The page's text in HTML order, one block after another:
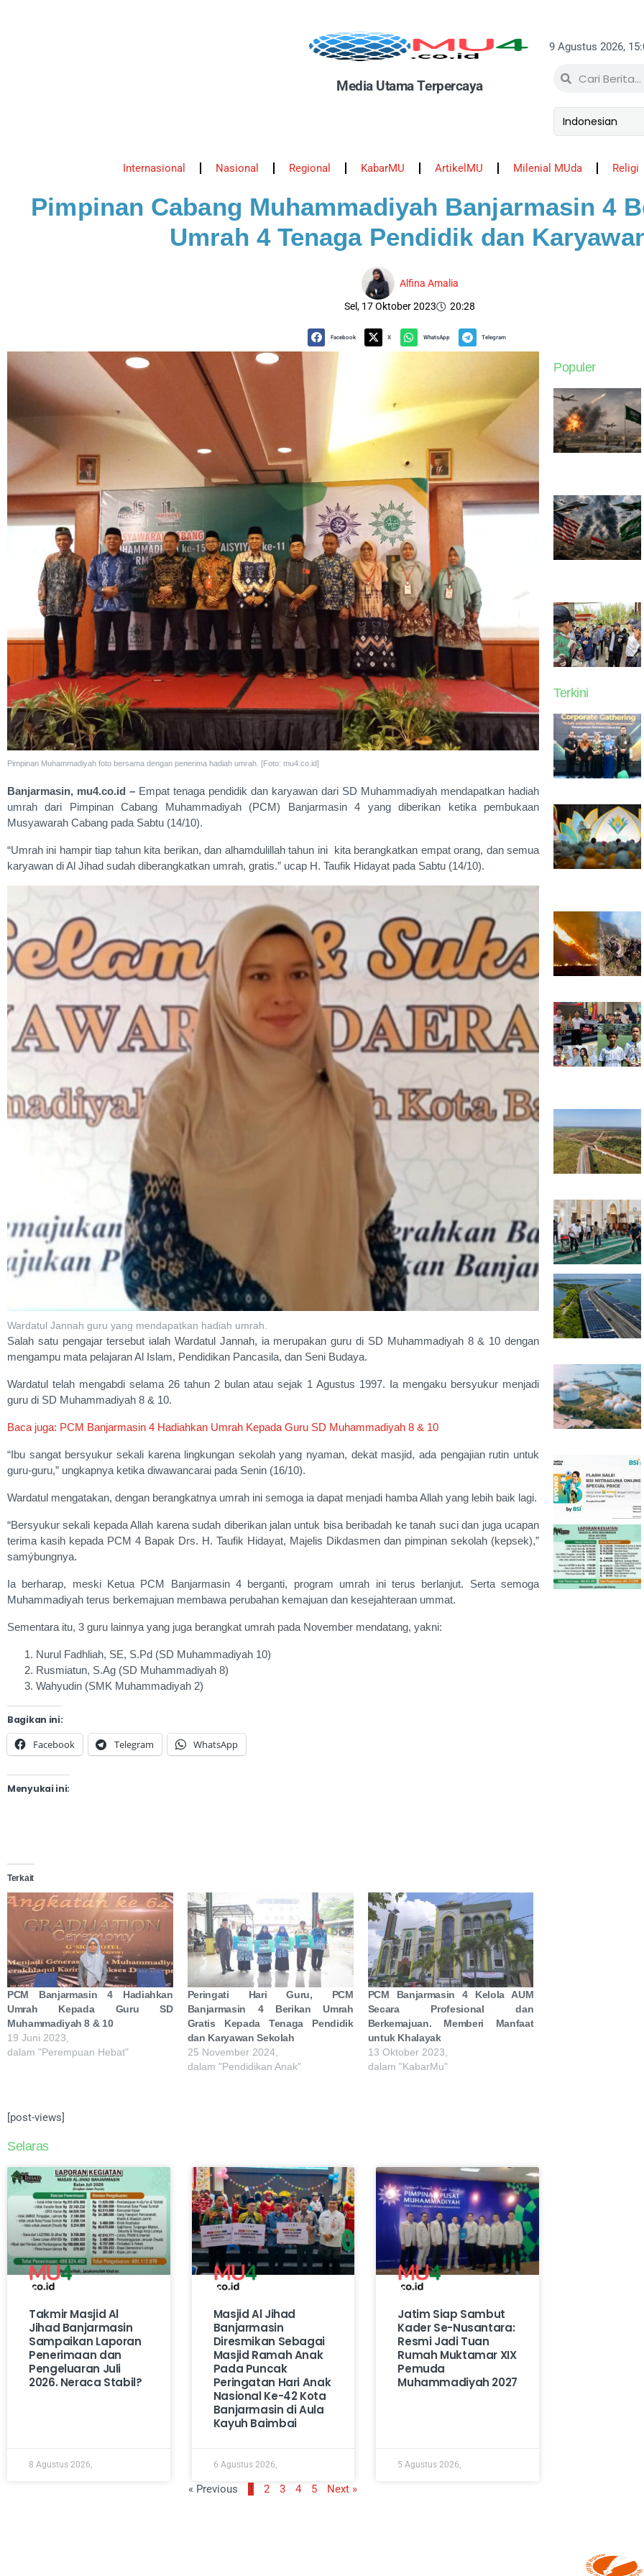
Media Utama Terpercaya
9 Agustus 2026,
Internasional Nasional Regional KabarMU ArtikelMU Milenial MUda Religi
Pimpinan Cabang Muhammadiyah Banjarmasin 4
Umrah 4 Tenaga Pendidik dan
Alfina Amalia
Sel, 17 Oktober 2023 20:28
Facebook X WhatsApp Telegram
Pimpinan Muhammadiyah foto bersama dengan penerima hadiah umrah. [Foto: mu4.co.id]
Banjarmasin, mu4.co.id – Empat tenaga pendidik dan karyawan dari SD Muhammadiyah mendapatkan hadiah
umrah dari Pimpinan Cabang Muhammadiyah (PCM) Banjarmasin 4 yang diberikan ketika pembukaan
Musyawarah Cabang pada Sabtu (14/10).
“Umrah ini hampir tiap tahun kita berikan, dan alhamdulillah tahun ini kita berangkatkan empat orang, dan semua
karyawan di Al Jihad sudah diberangkatkan umrah, gratis.” ucap H. Taufik Hidayat pada Sabtu (14/10).
Wardatul Jannah guru yang mendapatkan hadiah umrah.
Salah satu pengajar tersebut ialah Wardatul Jannah, ia merupakan guru di SD Muhammadiyah 8 & 10 dengan
mengampu mata pelajaran Al Islam, Pendidikan Pancasila, dan Seni Budaya.
Wardatul telah mengabdi selama 26 tahun 2 bulan atau sejak 1 Agustus 1997. Ia mengaku bersyukur menjadi
guru di SD Muhammadiyah 8 & 10.
Baca juga: PCM Banjarmasin 4 Hadiahkan Umrah Kepada Guru SD Muhammadiyah 8 & 10
“Ibu sangat bersyukur sekali karena lingkungan sekolah yang nyaman, dekat masjid, ada pengajian rutin untuk
guru-guru,” ungkapnya ketika diwawancarai pada Senin (16/10).
Wardatul mengatakan, dengan berangkatnya umrah ini semoga ia dapat menjadi hamba Allah yang lebih baik lagi.
“Bersyukur sekali kepada Allah karena sudah diberikan jalan untuk bisa beribadah ke tanah suci dan juga ucapan
terima kasih kepada PCM 4 Bapak Drs. H. Taufik Hidayat, Majelis Dikdasmen dan pimpinan sekolah (kepsek),”
samýbungnya.
Ia berharap, meski Ketua PCM Banjarmasin 4 berganti, program umrah ini terus berlanjut. Serta semoga
Muhammadiyah terus berkemajuan membawa perubahan kemajuan dan kesejahteraan ummat.
Sementara itu, 3 guru lainnya yang juga berangkat umrah pada November mendatang, yakni:
Nurul Fadhliah, SE, S.Pd (SD Muhammadiyah 10)
Rusmiatun, S.Ag (SD Muhammadiyah 8)
Wahyudin (SMK Muhammadiyah 2)
Bagikan ini:
Facebook Telegram WhatsApp
Menyukai ini:
Terkait
PCM Banjarmasin 4 Hadiahkan
Umrah Kepada Guru SD
Muhammadiyah 8 & 10
19 Juni 2023,
dalam "Perempuan Hebat"
Peringati Hari Guru, PCM
Banjarmasin 4 Berikan Umrah
Gratis Kepada Tenaga Pendidik
dan Karyawan Sekolah
25 November 2024,
dalam "Pendidikan Anak"
PCM Banjarmasin 4 Kelola AUM
Secara Profesional dan
Berkemajuan. Memberi Manfaat
untuk Khalayak
13 Oktober 2023,
dalam "KabarMu"
[post-views]
Selaras
Takmir Masjid Al
Jihad Banjarmasin
Sampaikan Laporan
Penerimaan dan
Pengeluaran Juli
2026. Neraca Stabil?
8 Agustus 2026,
Masjid Al Jihad
Banjarmasin
Diresmikan Sebagai
Masjid Ramah Anak
Pada Puncak
Peringatan Hari Anak
Nasional Ke-42 Kota
Banjarmasin di Aula
Kayuh Baimbai
6 Agustus 2026,
Jatim Siap Sambut
Kader Se-Nusantara:
Resmi Jadi Tuan
Rumah Muktamar XIX
Pemuda
Muhammadiyah 2027
5 Agustus 2026,
« Previous 1 2 3 4 5 Next »
Populer
Terkini